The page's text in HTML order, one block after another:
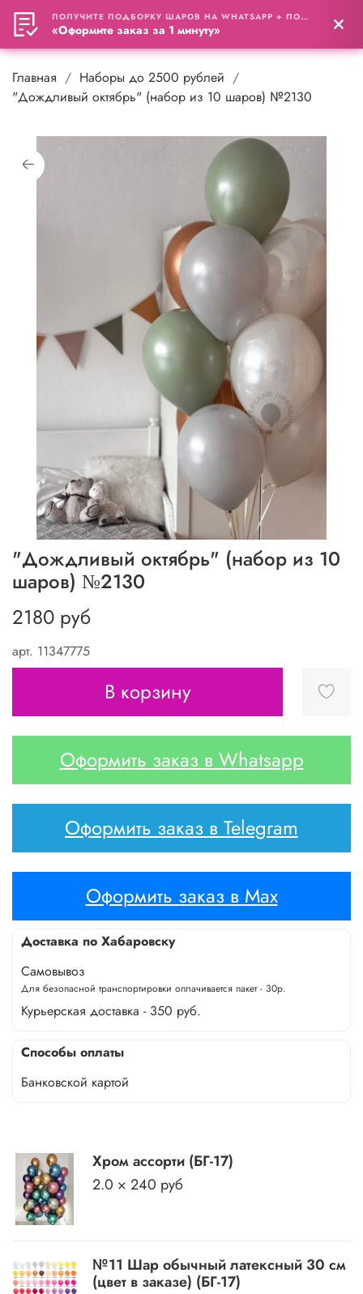
0
Главная
Наборы до 2500 рублей
"Дождливый октябрь" (набор из 10 шаров) №2130
арт. 11347775
"Дождливый октябрь" (набор из 10
шаров) №2130
2180 руб
В корзину
Оформить заказ в Whatsapp
Оформить заказ в Telegram
Оформить заказ в Max
Доставка по Хабаровску
Самовывоз
Для безопасной транспортировки оплачивается пакет - 30р.
Курьерская доставка - 350 руб.
Способы оплаты
Банковской картой
Хром ассорти (БГ-17)
2.0 × 240 руб
№11 Шар обычный латексный 30 см
(цвет в заказе) (БГ-17)
ПОЛУЧИТЕ ПОДБОРКУ ШАРОВ НА WHATSAPP + ПОДАРОК
«Оформите заказ за 1 минуту»